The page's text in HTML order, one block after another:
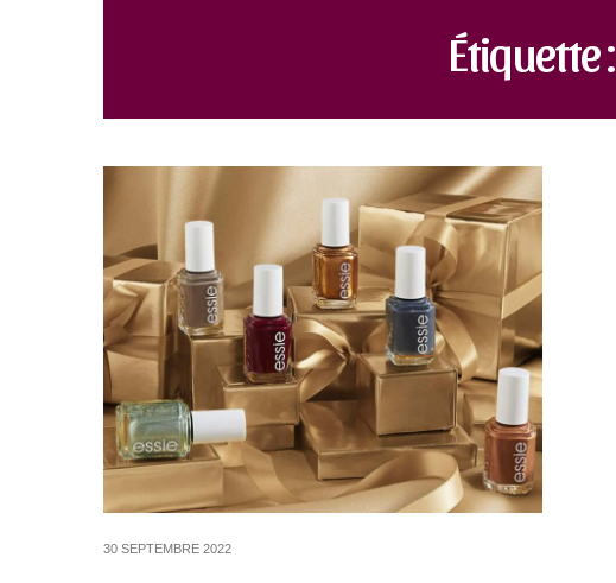
Étiquette :
30 SEPTEMBRE 2022